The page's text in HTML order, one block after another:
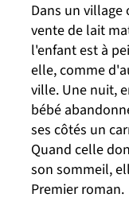
Dans un
vente de lait
l'enfant est à
elle, comme
ville. Une nuit,
bébé
ses côtés un
Quand celle
son sommeil,
Premier roman.